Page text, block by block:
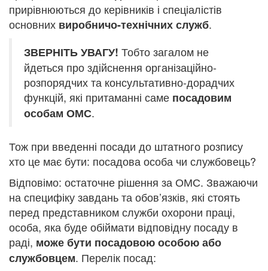
прирівнюються до керівників і спеціалістів
основних виробничо-технічних служб.
ЗВЕРНІТЬ УВАГУ! Тобто загалом не
йдеться про здійснення організаційно-
розпорядчих та консультативно-дорадчих
функцій, які притаманні саме посадовим
особам ОМС.
Тож при введенні посади до штатного розпису
хто це має бути: посадова особа чи службовець?
Відповімо: остаточне рішення за ОМС. Зважаючи
на специфіку завдань та обов’язків, які стоять
перед представником служби охорони праці,
особа, яка буде обіймати відповідну посаду в
раді, може бути посадовою особою або
службовцем. Перелік посад: